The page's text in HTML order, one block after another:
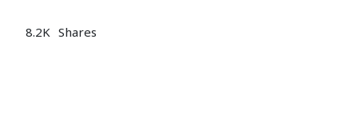
8.2K Shares